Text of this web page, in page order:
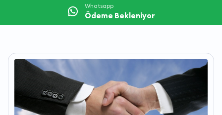
Whatsapp
Ödeme Bekleniyor